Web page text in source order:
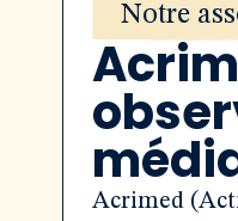
Notre
Acrimed